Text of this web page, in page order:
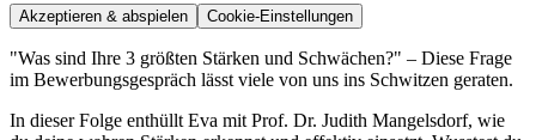
Akzeptieren & abspielen Cookie-Einstellungen
"Was sind Ihre 3 größten Stärken und Schwächen?" – Diese Frage
im Bewerbungsgespräch lässt viele von uns ins Schwitzen geraten.
In dieser Folge enthüllt Eva mit Prof. Dr. Judith Mangelsdorf, wie